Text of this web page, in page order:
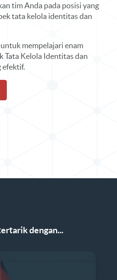
tim Anda pada posisi yang
tata kelola identitas dan
mempelajari enam
Tata Kelola Identitas dan
efektif.
dengan...